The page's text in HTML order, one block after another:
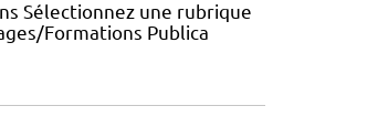
Sélectionnez une rubrique
Formations Publica